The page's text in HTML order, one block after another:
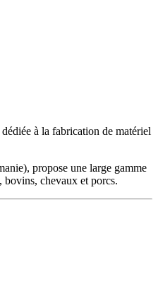
à la fabrication de matériel
propose une large gamme
bovins, chevaux et porcs.